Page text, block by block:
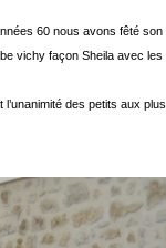
60 nous avons fêté son
vichy façon Sheila avec les
des petits aux plus